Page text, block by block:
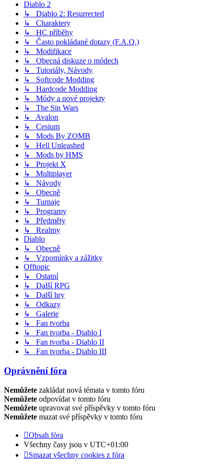
Diablo 2
↳ Diablo 2: Resurrected
↳ Charaktery
↳ HC příběhy
↳ Často pokládané dotazy (F.A.Q.)
↳ Modifikace
↳ Obecná diskuze o módech
↳ Tutoriály, Návody
↳ Softcode Modding
↳ Hardcode Modding
↳ Módy a nové projekty
↳ The Sin Wars
↳ Avalon
↳ Cesium
↳ Mods By ZOMB
↳ Hell Unleashed
↳ Mods by HMS
↳ Projekt X
↳ Multiplayer
↳ Návody
↳ Obecně
↳ Turnaje
↳ Programy
↳ Předměty
↳ Realmy
Diablo
↳ Obecně
↳ Vzpomínky a zážitky
Offtopic
↳ Ostatní
↳ Další RPG
↳ Další hry
↳ Odkazy
↳ Galerie
↳ Fan tvorba
↳ Fan tvorba - Diablo I
↳ Fan tvorba - Diablo II
↳ Fan tvorba - Diablo III
Oprávnění fóra
Nemůžete zakládat nová témata v tomto fóru
Nemůžete odpovídat v tomto fóru
Nemůžete upravovat své příspěvky v tomto fóru
Nemůžete mazat své příspěvky v tomto fóru
Obsah fóra
Všechny časy jsou v UTC+01:00
Smazat všechny cookies z fóra